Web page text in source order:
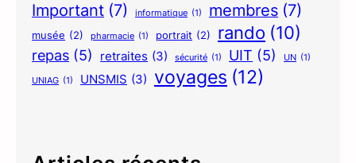
Important (7) informatique (1) membres (7)
musée (2) pharmacie (1) portrait (2) rando (10)
repas (5) retraites (3) sécurité (1) UIT (5) UN (1)
UNIAG (1) UNSMIS (3) voyages (12)